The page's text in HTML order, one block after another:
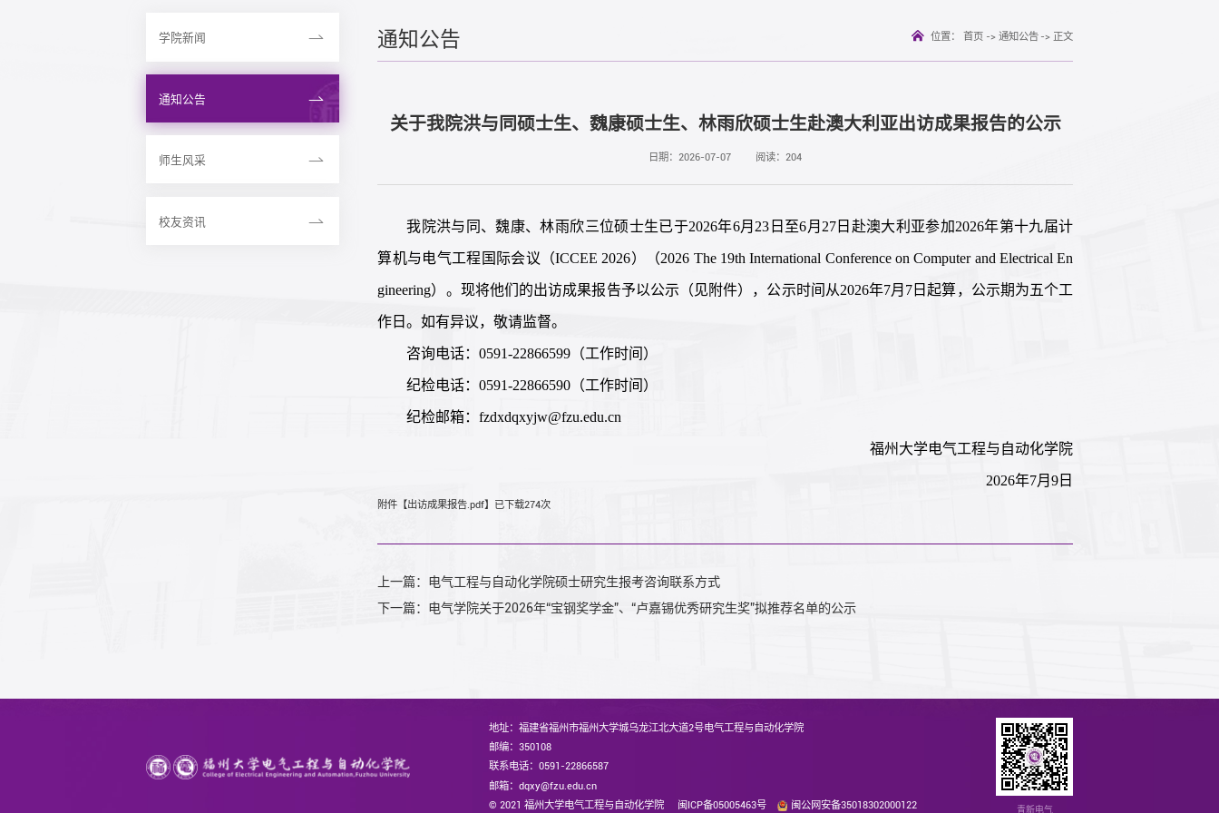
学院新闻
通知公告
师生风采
校友资讯
通知公告 位置： 首页 -> 通知公告 -> 正文
关于我院洪与同硕士生、魏康硕士生、林雨欣硕士生赴澳大利亚出访成果报告的公示
日期：2026-07-07 阅读： 204
我院洪与同、魏康、林雨欣三位硕士生已于2026年6月23日至6月27日赴澳大利亚参加2026年第十九届计
算机与电气工程国际会议（ICCEE 2026）（2026 The 19th International Conference on Computer and Electrical En
gineering）。现将他们的出访成果报告予以公示（见附件），公示时间从2026年7月7日起算，公示期为五个工
作日。如有异议，敬请监督。
咨询电话：0591-22866599（工作时间）
纪检电话：0591-22866590（工作时间）
纪检邮箱：fzdxdqxyjw@fzu.edu.cn
福州大学电气工程与自动化学院
2026年7月9日
附件【出访成果报告.pdf】已下载274次
上一篇：电气工程与自动化学院硕士研究生报考咨询联系方式
下一篇：电气学院关于2026年“宝钢奖学金”、“卢嘉锡优秀研究生奖”拟推荐名单的公示
地址：福建省福州市福州大学城乌龙江北大道2号电气工程与自动化学院
邮编：350108
联系电话：0591-22866587
邮箱：dqxy@fzu.edu.cn
© 2021 福州大学电气工程与自动化学院 闽ICP备05005463号 闽公网安备35018302000122 青新电气